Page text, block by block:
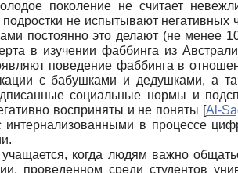
поколение не считает
не испытывают негативных
постоянно это делают (не менее
в изучении фаббинга из
поведение фаббинга в
с бабушками и дедушками, а
социальные нормы и
восприняты и не поняты [Al-
в процессе
когда людям важно
проведенном среди студентов